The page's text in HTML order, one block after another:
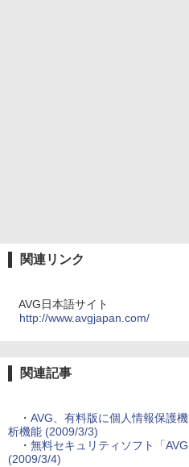
関連リンク
AVG日本語サイト
http://www.avgjapan.com/
関連記事
・ AVG、有料版に個人情報保護
析機能 (2009/3/3)
・ 無料セキュリティソフト「
(2009/3/4)